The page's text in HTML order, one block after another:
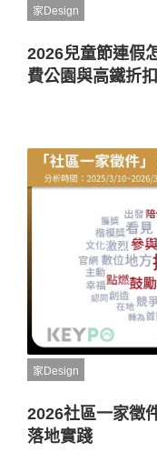
家Design
2026兒童節連假
費公園與高鐵折
家Design
2026社區一家徵
落地實踐